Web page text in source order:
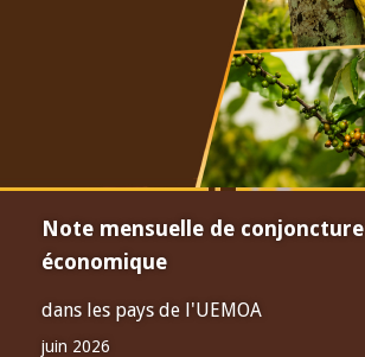
Note mensuelle de conjoncture
économique
dans les pays de l'UEMOA
juin 2026